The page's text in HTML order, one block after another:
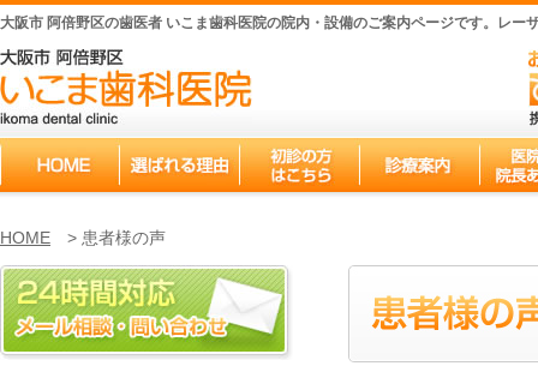
大阪市 阿倍野区の歯医者 いこま歯科医院の院内・設備のご案内ページです。レ
HOME > 患者様の声